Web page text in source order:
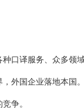
口译服务、众多领
外国企业落地本国
争。